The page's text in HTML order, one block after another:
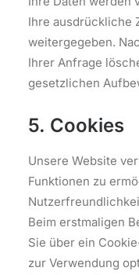
Ihre ausdrückliche
weitergegeben.
Ihrer Anfrage
gesetzlichen
5. Cookies
Unsere Website
Funktionen zu
Beim erstmaligen
Sie über ein
zur Verwendung